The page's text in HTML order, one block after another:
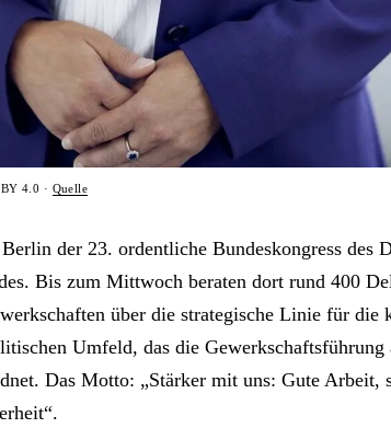
4.0 · Quelle
der 23. ordentliche Bundeskongress des
Bis zum Mittwoch beraten dort rund 400
über die strategische Linie für die
Umfeld, das die Gewerkschaftsführung
Das Motto: „Stärker mit uns: Gute Arbeit,